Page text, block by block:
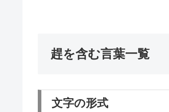
趕を含む言葉一覧
文字の形式